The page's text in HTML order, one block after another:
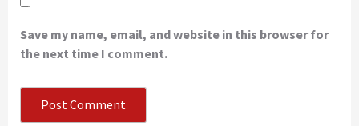
Save my name, email, and website in this browser for
the next time I comment.